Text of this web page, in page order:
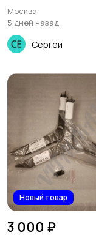
Москва
5 дней назад
Сергей
Новый товар
3 000 ₽